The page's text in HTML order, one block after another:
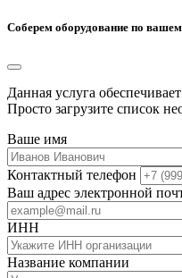
Соберем оборудование по
Данная услуга
Просто загрузите список
Ваше имя
Контактный телефон
Ваш адрес электронной
ИНН
Название компании